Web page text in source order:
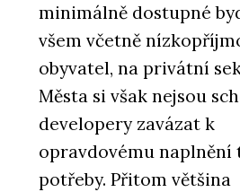
minimálně dostupné
všem včetně
obyvatel, na privátní
Města si však nejsou
developery zavázat k
opravdovému naplnění
potřeby. Přitom většina